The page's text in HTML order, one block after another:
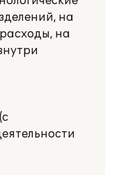
на
на